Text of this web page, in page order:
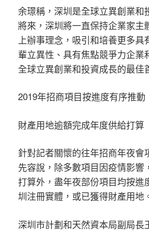
余璟稱，深圳是全球立異創業和
將來，深圳將一直保持企業家主
上辦事理念，吸引和培養更多
輩立異性、具有焦點競爭力企業
全球立異創業和投資成長的最佳
2019年招商項目按進度有序推動
財產用地逾額完成年度供給打算
針對記者關懷的往年招商年夜會
先容說，除多數項目因疫情影響
打算外，盡年夜部份項目均按進
圳注冊實體，或已獲得財產用地
深圳市計劃和天然資本局副局長